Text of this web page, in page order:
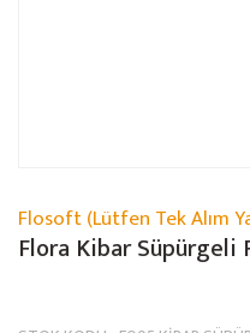
Flosoft (Lütfen Tek Alım
Flora Kibar Süpürgeli